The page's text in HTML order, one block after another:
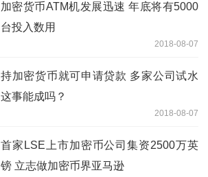
加密货币ATM机发展迅速 年底将有5000
台投入数用
2018-08-07
持加密货币就可申请贷款 多家公司试水
这事能成吗？
2018-08-07
首家LSE上市加密币公司集资2500万英
镑 立志做加密币界亚马逊